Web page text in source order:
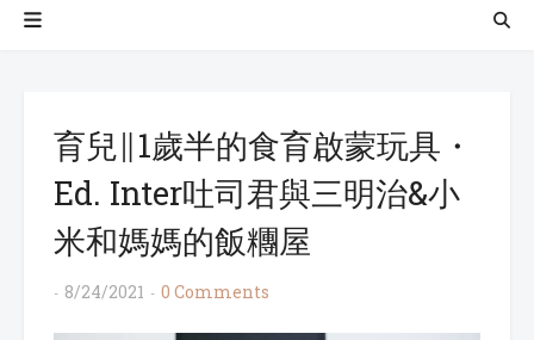
育兒∥1歲半的食育啟蒙玩具・
Ed. Inter吐司君與三明治&小
米和媽媽的飯糰屋
8/24/2021 0 Comments